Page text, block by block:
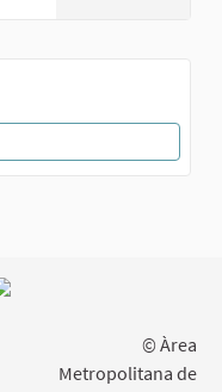
© Àrea
Metropolitana de